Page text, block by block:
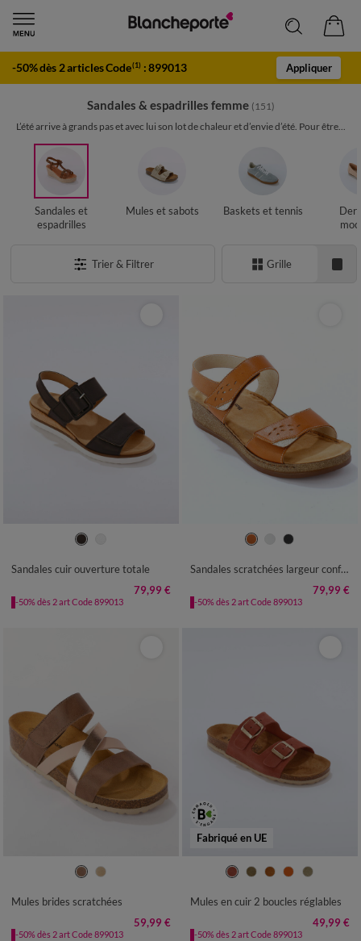
-50% dès 2 articles Code(1) :899013 Appliquer
Sandales & espadrilles femme (151)
L’été arrive à grands pas et avec lui son lot de chaleur et d’envie d’été. Pour être...
Sandales et
espadrilles
Mules et sabots Baskets et tennis
Trier & Filtrer Grille
38
Sandales cuir ouverture totale
79,99 €
-50% dès 2 art Code 899013
37 38 39
Sandales scratchées largeur confort en cuir
79,99 €
-50% dès 2 art Code 899013
38 39
Mules brides scratchées
59,99 €
-50% dès 2 art Code 899013
Fabriqué en UE
36 37 38 39 40
Mules en cuir 2 boucles réglables
49,99 €
-50% dès 2 art Code 899013